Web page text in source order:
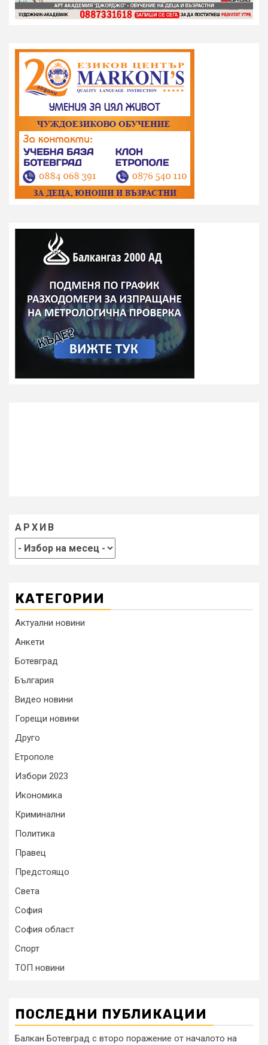
АРХИВ
КАТЕГОРИИ
Актуални новини
Анкети
Ботевград
България
Видео новини
Горещи новини
Друго
Етрополе
Избори 2023
Икономика
Криминални
Политика
Правец
Предстоящо
Света
София
София област
Спорт
ТОП новини
ПОСЛЕДНИ ПУБЛИКАЦИИ
Балкан Ботевград с второ поражение от началото на